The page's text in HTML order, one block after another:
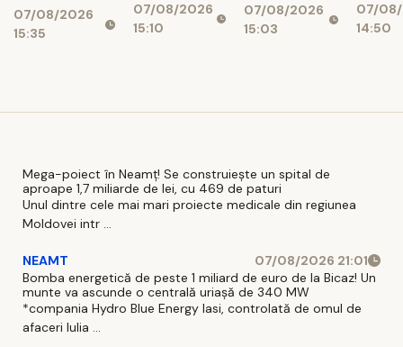
07/08/2026
15:35
Au rămas
doi
07/08/2026
15:10
07/08/2026
15:03
ieși
9
07/
14:50
Mega-poiect în Neamț! Se construiește un spital de
aproape 1,7 miliarde de lei, cu 469 de paturi
Unul dintre cele mai mari proiecte medicale din regiunea
Moldovei intr ...
NEAMT
07/08/2026 21:01
Bomba energetică de peste 1 miliard de euro de la Bicaz! Un
munte va ascunde o centrală uriașă de 340 MW
*compania Hydro Blue Energy Iasi, controlată de omul de
afaceri Iulia ...